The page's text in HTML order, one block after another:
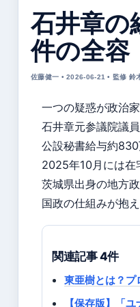
石井章の
件の全容
佐藤健一 • 2026-06-21 • 監修 鈴
一つの疑惑が政治
石井章元参議院議員
公設秘書給与約
2025年10月には在
茨城県出身の地方
国政の仕組みが抱
関連記事 4件
東亜樹とは？プ
【保存版】「